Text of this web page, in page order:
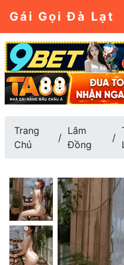
Gái Gọi Đà Lạt
Trang
Chủ
Lâm
Đồng